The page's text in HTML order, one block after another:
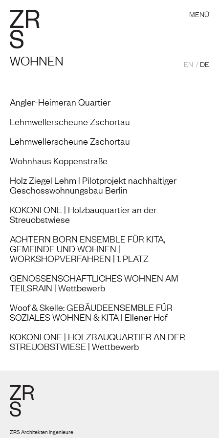
WOHNEN
MENÜ
EN DE
Angler-Heimeran Quartier
Lehmwellerscheune Zschortau
Lehmwellerscheune Zschortau
Wohnhaus Koppenstraße
Holz Ziegel Lehm | Pilotprojekt nachhaltiger
Geschosswohnungsbau Berlin
KOKONI ONE | Holzbauquartier an der
Streuobstwiese
ACHTERN BORN ENSEMBLE FÜR KITA,
GEMEINDE UND WOHNEN |
WORKSHOPVERFAHREN | 1. PLATZ
GENOSSENSCHAFTLICHES WOHNEN AM
TEILSRAIN | Wettbewerb
Woof & Skelle: GEBÄUDEENSEMBLE FÜR
SOZIALES WOHNEN & KITA | Ellener Hof
KOKONI ONE | HOLZBAUQUARTIER AN DER
STREUOBSTWIESE | Wettbewerb
ZRS Architekten Ingenieure